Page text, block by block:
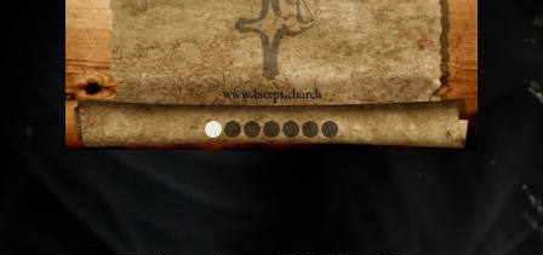
2 3 4 5 6 7